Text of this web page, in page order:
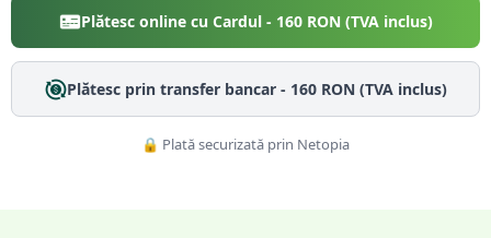
Plătesc online cu Cardul - 160RON (TVA inclus)
Plătesc prin transfer bancar - 160RON (TVA inclus)
🔒 Plată securizată prin Netopia